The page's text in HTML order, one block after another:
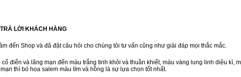
LỜI KHÁCH HÀNG
đến Shop và đã đặt câu hỏi cho chúng tôi tư vấn cũng như giải đáp mọi thắc mắc.
điển và lãng mạn đến màu trắng tinh khôi và thuần khiết, màu vàng lung linh diệu kì,
thì bó hoa salem màu tím và hồng là sự lựa chọn tốt nhất.